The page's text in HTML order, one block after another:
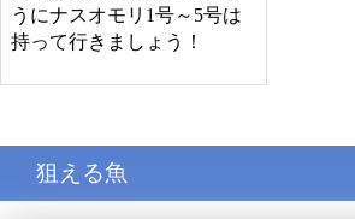
うにナスオモリ1号～5号は
持って行きましょう！
狙える魚